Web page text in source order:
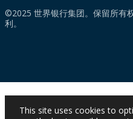
©2025 世界银行集团。保留所有
利。
This site uses cookies to